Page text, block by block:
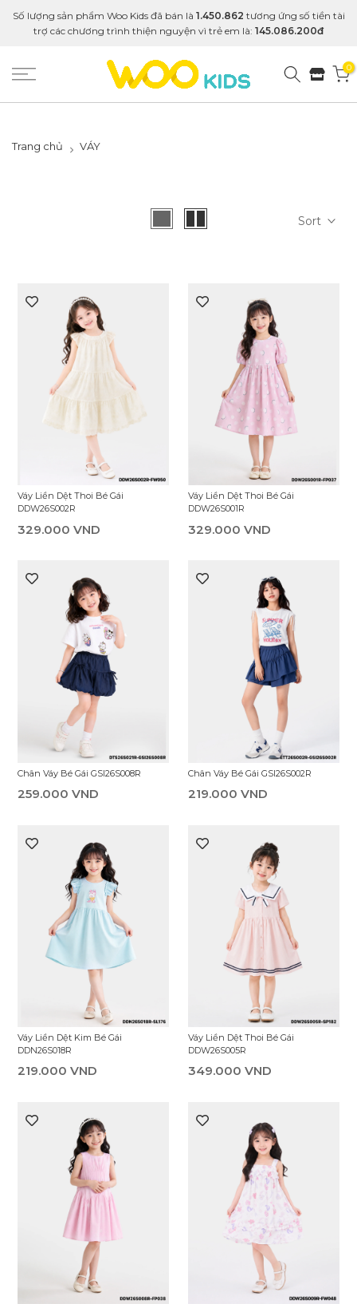
Số lượng sản phẩm Woo Kids đã bán là 1.450.862 tương ứng số tiền tài
trợ các chương trình thiện nguyện vì trẻ em là: 145.086.200đ
0
Trang chủ VÁY
Sort
Váy Liền Dệt Thoi Bé Gái
DDW26S002R
329.000 VND
Váy Liền Dệt Thoi Bé Gái
DDW26S001R
329.000 VND
Chân Váy Bé Gái GSI26S008R
259.000 VND
Chân Váy Bé Gái GSI26S002R
219.000 VND
Váy Liền Dệt Kim Bé Gái
DDN26S018R
219.000 VND
Váy Liền Dệt Thoi Bé Gái
DDW26S005R
349.000 VND